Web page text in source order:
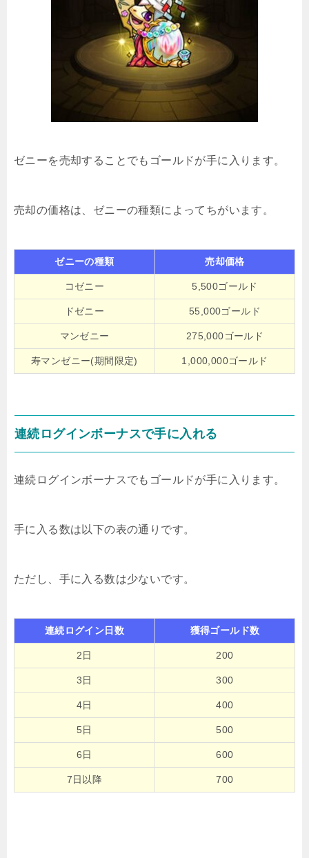
ゼニーを売却することでもゴールドが手に入ります。
売却の価格は、ゼニーの種類によってちがいます。
ゼニーの種類 売却価格
コゼニー 5,500ゴールド
ドゼニー 55,000ゴールド
マンゼニー 275,000ゴールド
寿マンゼニー(期間限定) 1,000,000ゴールド
連続ログインボーナスで手に入れる
連続ログインボーナスでもゴールドが手に入ります。
手に入る数は以下の表の通りです。
ただし、手に入る数は少ないです。
連続ログイン日数 獲得ゴールド数
2日 200
3日 300
4日 400
5日 500
6日 600
7日以降 700